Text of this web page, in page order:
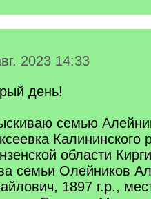
2023 14:33
день!
семью
Калининского
области
семьи Олейников
1897 г.р.,